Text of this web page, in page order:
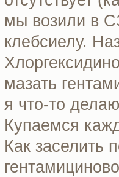
мы возили в
клебсиелу.
мазать
я что-то
Купаемся
Как заселить